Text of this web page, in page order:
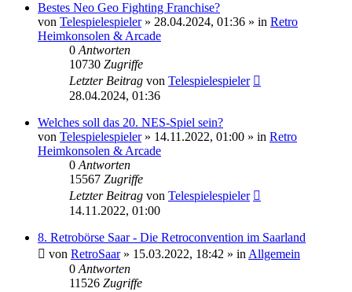
Bestes Neo Geo Fighting Franchise?
von Telespielespieler» 28.04.2024, 01:36 » in Retro
Heimkonsolen & Arcade
0Antworten
10730 Zugriffe
Letzter Beitrag von Telespielespieler
28.04.2024, 01:36
Welches soll das 20. NES-Spiel sein?
von Telespielespieler» 14.11.2022, 01:00 » in Retro
Heimkonsolen & Arcade
0Antworten
15567 Zugriffe
Letzter Beitrag von Telespielespieler
14.11.2022, 01:00
8. Retrobörse Saar - Die Retroconvention im Saarland
von RetroSaar» 15.03.2022, 18:42 » inAllgemein
0Antworten
11526 Zugriffe